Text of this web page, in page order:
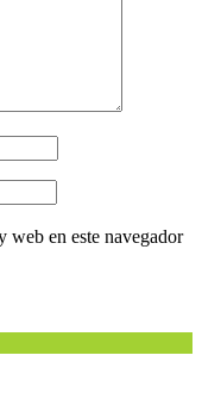
web en este navegador